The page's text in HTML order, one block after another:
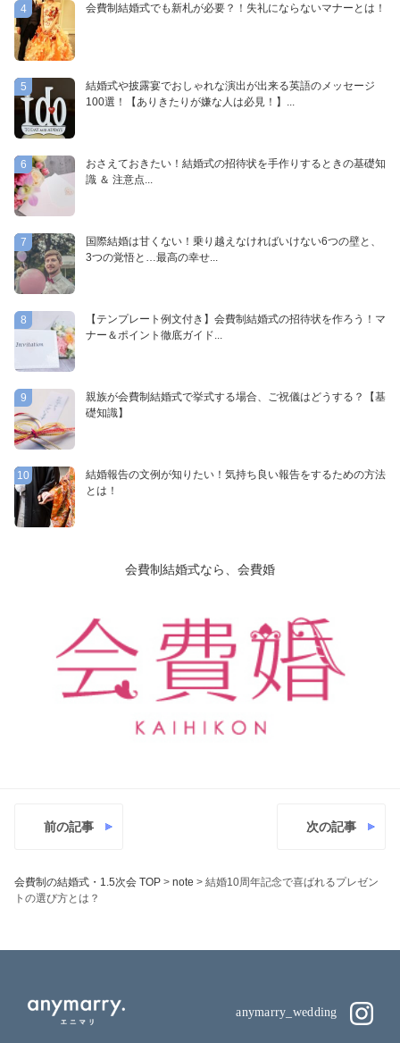
4 会費制結婚式でも新札が必要？！失礼にならないマナーとは！
5
結婚式や披露宴でおしゃれな演出が出来る英語のメッセージ
100選！【ありきたりが嫌な人は必見！】...
6
おさえておきたい！結婚式の招待状を手作りするときの基礎知
識 ＆ 注意点...
7
国際結婚は甘くない！乗り越えなければいけない6つの壁と、
3つの覚悟と…最高の幸せ...
8
【テンプレート例文付き】会費制結婚式の招待状を作ろう！マ
ナー＆ポイント徹底ガイド...
9
親族が会費制結婚式で挙式する場合、ご祝儀はどうする？【基
礎知識】
10
結婚報告の文例が知りたい！気持ち良い報告をするための方法
とは！
会費制結婚式なら、会費婚
前の記事 次の記事
会費制の結婚式・1.5次会 TOP > note > 結婚10周年記念で喜ばれるプレゼン
トの選び方とは？
anymarry_wedding